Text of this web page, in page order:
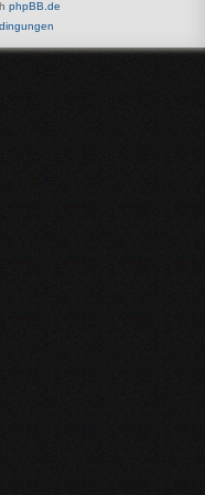
phpBB.de